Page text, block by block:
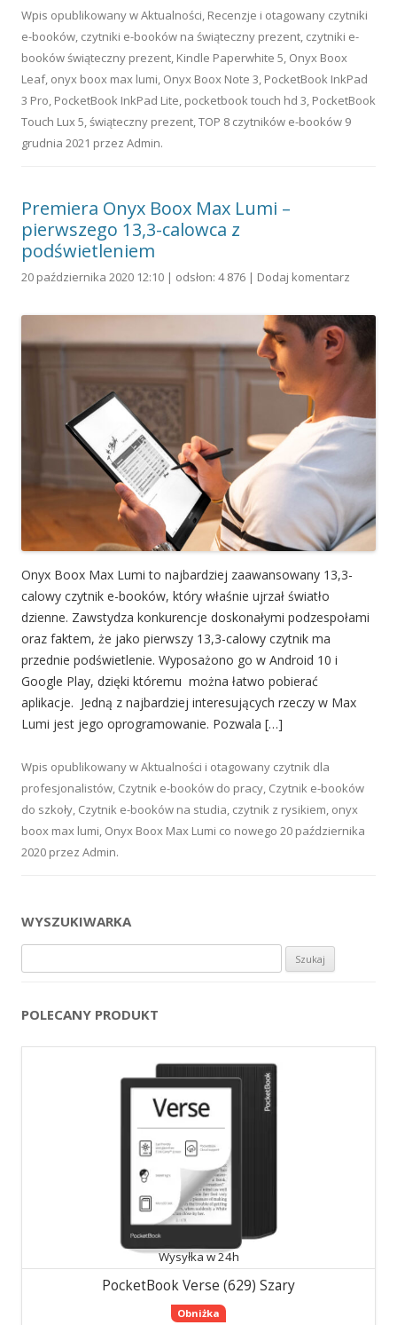
Wpis opublikowany wAktualności Recenzje i otagowany czytniki
e-booków czytniki e-booków na świąteczny prezent czytniki e-
booków świąteczny prezent Kindle Paperwhite 5 Onyx Boox
Leaf, onyx boox max lumi Onyx Boox Note 3 PocketBook InkPad
3 Pro PocketBook InkPad Lite pocketbook touch hd 3 PocketBook
Touch Lux 5 świąteczny prezent TOP 8 czytników e-booków 9
grudnia 2021 przez Admin.
Premiera Onyx Boox Max Lumi –
pierwszego 13,3-calowca z
podświetleniem
20 października 2020 12:10 | odsłon: 4 876 | Dodaj komentarz
Onyx Boox Max Lumi to najbardziej zaawansowany 13,3-
calowy czytnik e-booków, który właśnie ujrzał światło
dzienne. Zawstydza konkurencje doskonałymi podzespołami
oraz faktem, że jako pierwszy 13,3-calowy czytnik ma
przednie podświetlenie. Wyposażono go w Android 10 i
Google Play, dzięki któremu można łatwo pobierać
aplikacje. Jedną z najbardziej interesujących rzeczy w Max
Lumi jest jego oprogramowanie. Pozwala […]
Wpis opublikowany wAktualności i otagowany czytnik dla
profesjonalistów, Czytnik e-booków do pracy, Czytnik e-booków
do szkoły, Czytnik e-booków na studia, czytnik z rysikiem, onyx
boox max lumi, Onyx Boox Max Lumi co nowego 20 października
2020 przez Admin.
WYSZUKIWARKA
POLECANY PRODUKT
Wysyłka w 24h
PocketBook Verse (629) Szary
Obniżka